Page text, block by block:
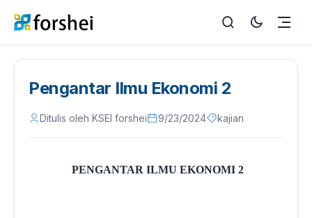
Pengantar Ilmu Ekonomi 2
Ditulis oleh KSEI forshei 9/23/2024 kajian
PENGANTAR ILMU EKONOMI 2